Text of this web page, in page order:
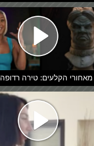
מאחורי הקלעים: טירה רדופה